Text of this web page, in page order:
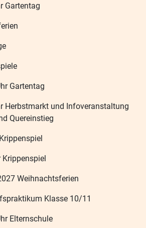
Gartentag
Gartentag
Herbstmarkt und Infoveranstaltung
Quereinstieg
Krippenspiel
Weihnachtsferien
Klasse 10/11
Elternschule